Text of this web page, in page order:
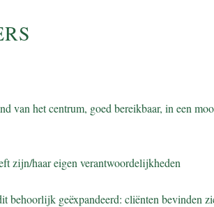
van het centrum, goed bereikbaar, in een
zijn/haar eigen verantwoordelijkheden
behoorlijk geëxpandeerd: cliënten bevinden